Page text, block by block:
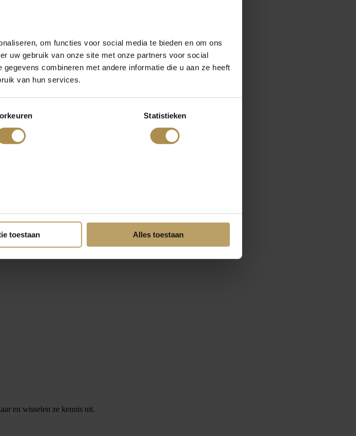
om functies voor social media te bieden en om ons
uw gebruik van onze site met onze partners voor social
combineren met andere informatie die u aan ze heeft
van hun services.
Statistieken
toestaan Alles toestaan
en wisselen ze kennis uit.